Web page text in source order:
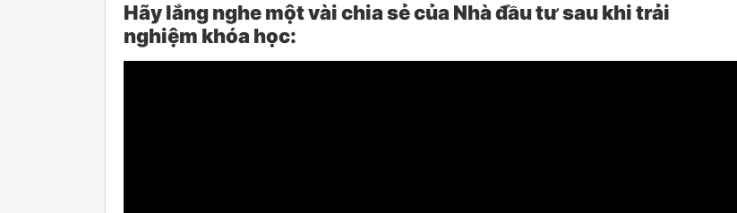
Hãy lắng nghe một vài chia sẻ của Nhà đầu tư sau khi trải
nghiệm khóa học: